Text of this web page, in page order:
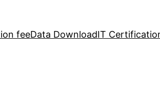
feeData DownloadIT